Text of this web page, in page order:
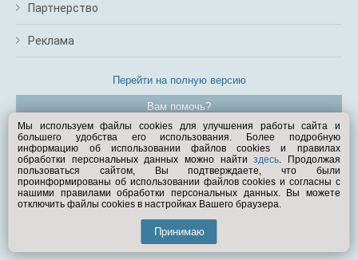
Партнерство
Реклама
Перейти на полную версию
Вам помочь?
© Exist.ru 1998—2026
Мы используем файлы cookies для улучшения работы сайта и
большего удобства его использования. Более подробную
информацию об использовании файлов cookies и правилах
обработки персональных данных можно найтиздесь. Продолжая
пользоваться сайтом, Вы подтверждаете, что были
проинформированы об использовании файлов cookies и согласны с
нашими правилами обработки персональных данных. Вы можете
отключить файлы cookies в настройках Вашего браузера.
Принимаю